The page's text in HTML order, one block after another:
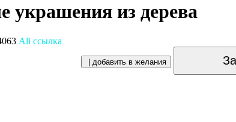
украшения из дерева
Ali ссылка
| добавить в желания